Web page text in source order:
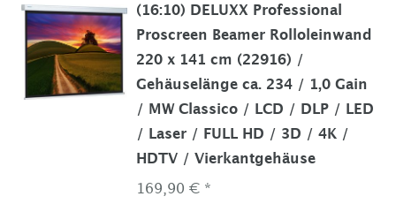
(16:10) DELUXX Professional
Proscreen Beamer Rolloleinwand
220 x 141 cm (22916) /
Gehäuselänge ca. 234 / 1,0 Gain
/ MW Classico / LCD / DLP / LED
/ Laser / FULL HD / 3D / 4K /
HDTV / Vierkantgehäuse
169,90 € *